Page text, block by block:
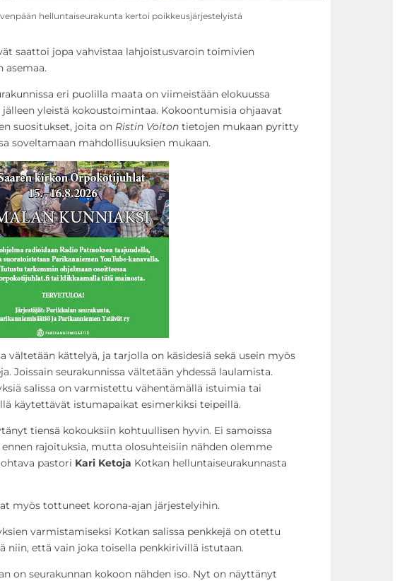
helluntaiseurakunta kertoi poikkeusjärjestelyistä
saattoi jopa vahvistaa lahjoistusvaroin toimivien
asemaa.
eri puolilla maata on viimeistään elokuussa
yleistä kokoustoimintaa. Kokoontumisia ohjaavat
suositukset, joita on Ristin Voitontietojen mukaan pyritty
soveltamaan mahdollisuuksien mukaan.
vältetään kättelyä, ja tarjolla on käsidesiä sekä usein myös
Joissain seurakunnissa vältetään yhdessä laulamista.
salissa on varmistettu vähentämällä istuimia tai
käytettävät istumapaikat esimerkiksi teipeillä.
tiensä kokouksiin kohtuullisen hyvin. Ei samoissa
rajoituksia, mutta olosuhteisiin nähden olemme
pastori Kari Ketoja Kotkan helluntaiseurakunnasta
myös tottuneet korona-ajan järjestelyihin.
varmistamiseksi Kotkan salissa penkkejä on otettu
niin, että vain joka toisella penkkirivillä istutaan.
on seurakunnan kokoon nähden iso. Nyt on näyttänyt